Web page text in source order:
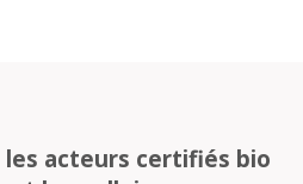
les acteurs certifiés bio